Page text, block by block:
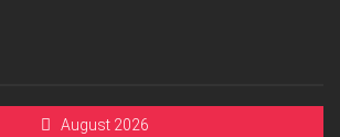
August 2026